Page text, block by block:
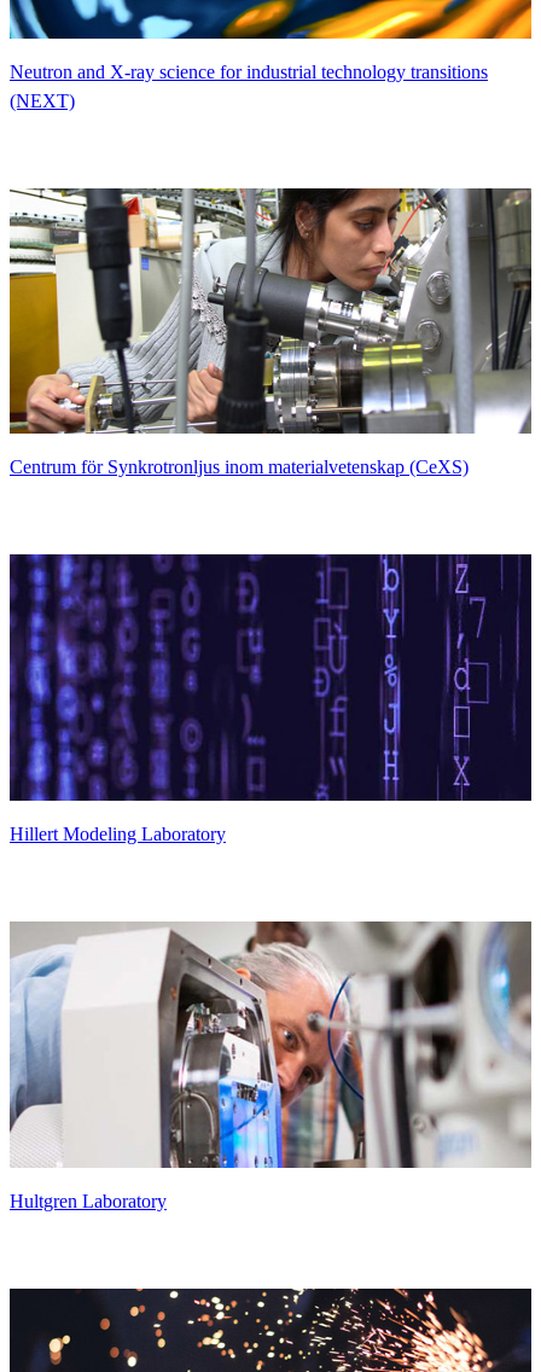
Neutron and X-ray science for industrial technology transitions
(NEXT)
Centrum för Synkrotronljus inom materialvetenskap (CeXS)
Hillert Modeling Laboratory
Hultgren Laboratory